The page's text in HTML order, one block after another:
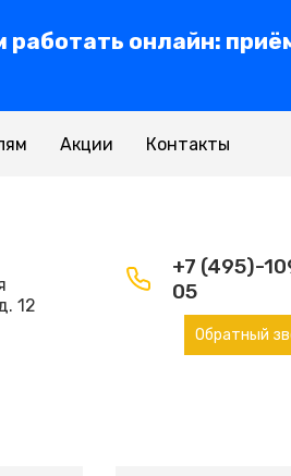
онлайн:
Акции Контакты
12
+7 (495)-
05
Обратный